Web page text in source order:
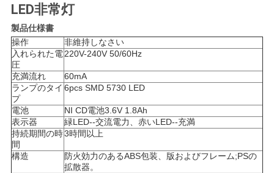
に
連
絡
し
な
さ
い
LED非常灯
製品仕様書
操作
非維持しなさい
入れられた電
圧
220V-240V 50/60Hz
充満流れ
60mA
ランプのタイ
プ
6pcs SMD 5730 LED
電池
NI CD電池3.6V 1.8Ah
表示器
緑LED--交流電力、赤いLED--充満
持続期間の時
間
3時間以上
構造
防火効力のあるABS包装、版およびフレーム;PSの
拡散器。